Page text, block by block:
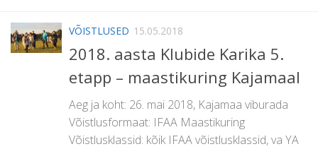
VÕISTLUSED 15.05.2018
2018. aasta Klubide Karika 5.
etapp – maastikuring Kajamaal
Aeg ja koht: 26. mai 2018, Kajamaa viburada
Võistlusformaat: IFAA Maastikuring
Võistlusklassid: kõik IFAA võistlusklassid, va YA